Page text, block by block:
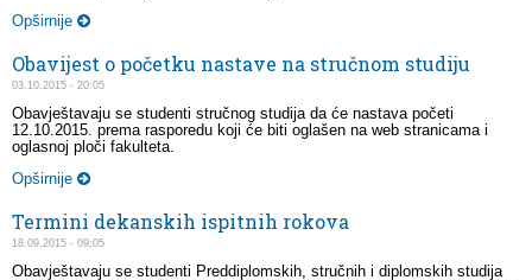
Opširnije
Obavijest o početku nastave na stručnom studiju
03.10.2015 - 20:05
Obavještavaju se studenti stručnog studija da će nastava početi
12.10.2015. prema rasporedu koji će biti oglašen na web stranicama i
oglasnoj ploči fakulteta.
Opširnije
Termini dekanskih ispitnih rokova
18.09.2015 - 09:05
Obavještavaju se studenti Preddiplomskih, stručnih i diplomskih studija